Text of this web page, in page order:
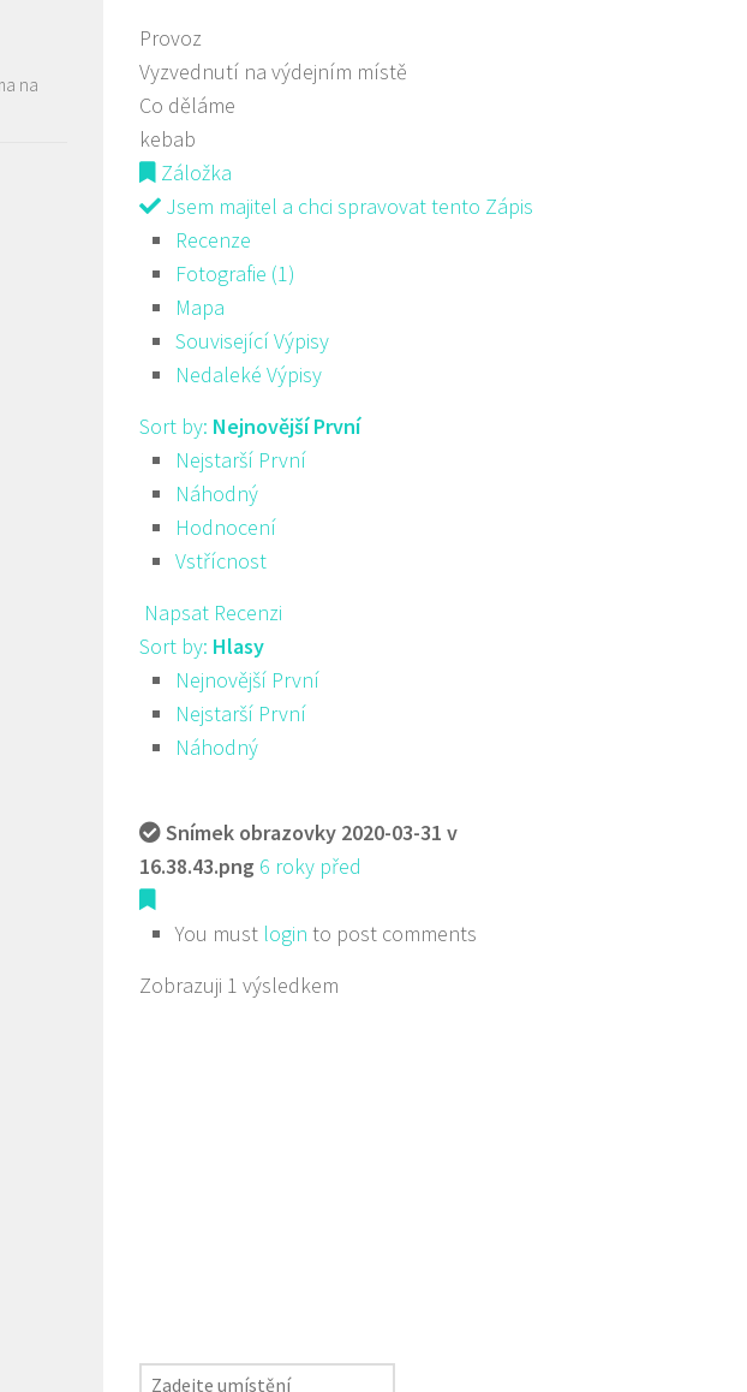
Provoz
Vyzvednutí na výdejním místě
Co děláme
kebab
Záložka
Jsem majitel a chci spravovat tento Zápis
Recenze
Fotografie (1)
Mapa
Související Výpisy
Nedaleké Výpisy
Sort by: Nejnovější První
Nejstarší První
Náhodný
Hodnocení
Vstřícnost
Napsat Recenzi
Sort by: Hlasy
Nejnovější První
Nejstarší První
Náhodný
Snímek obrazovky 2020-03-31 v
16.38.43.png 6 roky před
You must login to post comments
Zobrazuji 1 výsledkem
na